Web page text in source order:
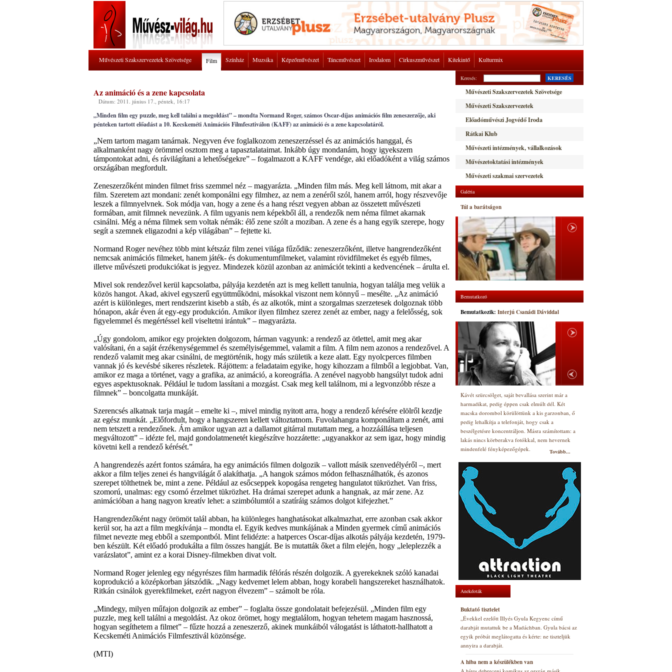
Művészeti Szakszervezetek Szövetsége Film Színház Muzsika Képzőművészet Táncművészet Irodalom Cirkuszművészet Kitekintő Kulturmix
Az animáció és a zene kapcsolata
Dátum: 2011. június 17., péntek, 16:17
„Minden film egy puzzle, meg kell találni a megoldást” – mondta Normand Roger, számos Oscar-díjas animációs film zeneszerzője, aki
pénteken tartott előadást a 10. Kecskeméti Animációs Filmfesztiválon (KAFF) az animáció és a zene kapcsolatáról.
„Nem tartom magam tanárnak. Negyven éve foglalkozom zeneszerzéssel és az animációs hanggal, és
alkalmanként nagy örömmel osztom meg a tapasztalataimat. Inkább úgy mondanám, hogy igyekszem
támpontokat adni, és rávilágítani a lehetőségekre” – fogalmazott a KAFF vendége, aki előadóként a világ számos
országában megfordult.
Zeneszerzőként minden filmet friss szemmel néz – magyarázta. „Minden film más. Meg kell látnom, mit akar a
film. Szeretem azt mondani: zenét komponálni egy filmhez, az nem a zenéről szól, hanem arról, hogy részvevője
leszek a filmnyelvnek. Sok módja van, hogy a zene és a hang részt vegyen abban az összetett művészeti
formában, amit filmnek nevezünk. A film ugyanis nem képekből áll, a rendezők nem néma filmet akarnak
csinálni. Még a néma filmek sem voltak némák: élő zene szólt a moziban. A zene és a hang egyik szerepe, hogy
segít a szemnek eligazodni a kép világában” – fejtette ki.
Normand Roger nevéhez több mint kétszáz film zenei világa fűződik: zeneszerzőként, illetve hangrendezőként
nemcsak animációs filmeket, hanem játék- és dokumentumfilmeket, valamint rövidfilmeket és egyéb filmes,
illetve művészeti produkciókat is jegyez. Mindezek közül azonban az animációt tekinti a kedvencének – árulta el.
Mivel sok rendezővel kerül kapcsolatba, pályája kezdetén azt is meg kellett tanulnia, hogyan találja meg velük a
közös hangot. Akad, akivel egyszerű együttműködni, másokkal viszont nem könnyű – mesélte. „Az animáció
azért is különleges, mert rendszerint kisebb a stáb, és az alkotók, mint a szorgalmas szerzetesek dolgoznak több
hónapon, akár éven át egy-egy produkción. Amikor ilyen filmhez szerez zenét az ember, nagy a felelősség, sok
figyelemmel és megértéssel kell viseltetni irántuk” – magyarázta.
„Úgy gondolom, amikor egy projekten dolgozom, hárman vagyunk: a rendező az ötlettel, amit meg akar
valósítani, én a saját érzékenységemmel és személyiségemmel, valamit a film. A film nem azonos a rendezővel. A
rendező valamit meg akar csinálni, de megtörténik, hogy más születik a keze alatt. Egy nyolcperces filmben
vannak jó és kevésbé sikeres részletek. Rájöttem: a feladataim egyike, hogy kihozzam a filmből a legjobbat. Van,
amikor ez maga a történet, vagy a grafika, az animáció, a koreográfia. A zenével nagyobb hangsúlyt tudok adni
egyes aspektusoknak. Például le tudom lassítani a mozgást. Csak meg kell találnom, mi a legvonzóbb része a
filmnek” – boncolgatta munkáját.
Szerencsés alkatnak tarja magát – emelte ki –, mivel mindig nyitott arra, hogy a rendező kérésére elölről kezdje
az egész munkát. „Előfordult, hogy a hangszeren kellett változtatnom. Fuvolahangra komponáltam a zenét, ami
nem tetszett a rendezőnek. Ám amikor ugyan azt a dallamot gitárral mutattam meg, a hozzáállása teljesen
megváltozott” – idézte fel, majd gondolatmenetét kiegészítve hozzátette: „ugyanakkor az sem igaz, hogy mindig
követni kell a rendező kérését.”
A hangrendezés azért fontos számára, ha egy animációs filmen dolgozik – vallott másik szenvedélyéről –, mert
akkor a film teljes zenei és hangvilágát ő alakíthatja. „A hangok számos módon felhasználhatók, és azonos
szerepet tölthetnek be, mint a zene. Például az esőcseppek kopogása rengeteg hangulatot tükrözhet. Van friss,
szomorú, unalmas: egy csomó érzelmet tükrözhet. Ha drámai szerepet adunk a hangnak, az már zene. Az
animációban a hang nagyon kreatív lehet: a szimbólumtól a szatíráig számos dolgot kifejezhet.”
Hangrendezőként nagy örömöt talál abban, ha különleges hanghatásokat alkalmazhat, erre azonban csak akkor
kerül sor, ha azt a film megkívánja – mondta el. Egyik kedves munkájának a Minden gyermek című animációs
filmet nevezte meg ebből a szempontból. Mint felidézte: a hatperces Oscar-díjas alkotás pályája kezdetén, 1979-
ben készült. Két előadó produkálta a film összes hangját. Be is mutatták őket a film elején, hogy „leleplezzék a
varázslatot”, amint ez a korai Disney-filmekben divat volt.
Normand Roger jelenleg egy négyrészes film harmadik félórás részén dolgozik. A gyerekeknek szóló kanadai
koprodukció a középkorban játszódik. „Nagy kedvemet lelem abban, hogy korabeli hangszereket használhatok.
Ritkán csinálok gyerekfilmeket, ezért nagyon élvezem” – számolt be róla.
„Mindegy, milyen műfajon dolgozik az ember” – foglalta össze gondolatait befejezésül. „Minden film egy
puzzle, meg kell találni a megoldást. Az okoz örömet, hogy megtalálom, hogyan tehetem magam hasznossá,
hogyan segíthetem a filmet” – fűzte hozzá a zeneszerző, akinek munkáiból válogatást is láthatott-hallhatott a
Kecskeméti Animációs Filmfesztivál közönsége.
(MTI)
Keresés: KERESÉS
Művészeti Szakszervezetek Szövetsége
Művészeti Szakszervezetek
Előadóművészi Jogvédő Iroda
Rátkai Klub
Művészeti intézmények, vállalkozások
Művészetoktatási intézmények
Művészeti szakmai szervezetek
Galéria
Túl a barátságon
Bemutatkozó
Bemutatkozik: Interjú Csanádi Dáviddal
Kávét szürcsölget, saját bevallása szerint már a
harmadikat, pedig éppen csak elmúlt dél. Két
macska dorombol körülöttünk a kis garzonban, ő
pedig lehalkítja a telefonját, hogy csak a
beszélgetésre koncentráljon. Másra számítottam: a
lakás nincs körberakva fotókkal, nem hevernek
mindenfelé fényképezőgépek.
Tovább...
Anekdoták
Buktató tisztelet
„Évekkel ezelőtt Illyés Gyula Kegyenc című
darabját mutattuk be a Madáchban. Gyula bácsi az
egyik próbát meglátogatta és kérte: ne tiszteljük
annyira a darabját.
A hiba nem a készülékben van